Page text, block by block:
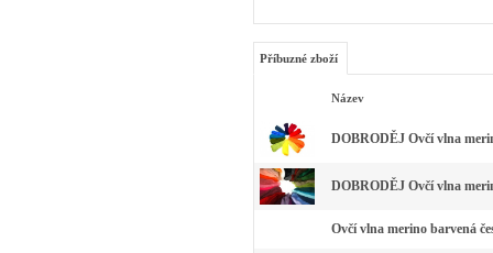
Příbuzné zboží
Název
DOBRODĚJ Ovčí vlna
DOBRODĚJ Ovčí vlna
Ovčí vlna merino barvená